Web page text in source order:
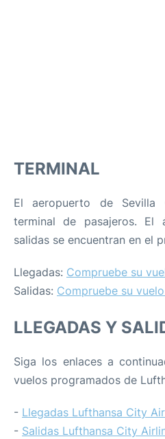
TERMINAL
El aeropuerto de Sevilla
terminal de pasajeros.
salidas se encuentran en el
Llegadas: Compruebe su
Salidas: Compruebe su
LLEGADAS Y
Siga los enlaces a
vuelos programados de
- Llegadas Lufthansa City
- Salidas Lufthansa City